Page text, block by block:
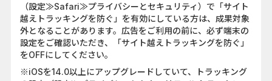
（設定≫Safari≫プライバシーとセキュリティ）で「サイト
越えトラッキングを防ぐ」を有効にしている方は、成果対象
外となることがあります。広告をご利用の前に、必ず端末の
設定をご確認いただき、「サイト越えトラッキングを防ぐ」
をOFFにしてください。
※iOSを14.0以上にアップグレードしていて、トラッキング